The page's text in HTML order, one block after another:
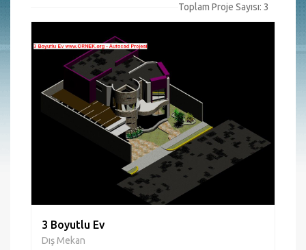
Toplam Proje Sayısı: 3
3 Boyutlu Ev
Dış Mekan